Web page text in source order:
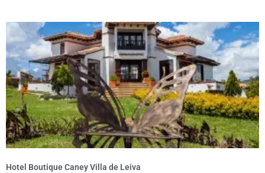
Hotel Boutique Caney Villa de Leiva